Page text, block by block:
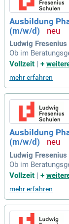
Ausbildung
(m/w/d)
Ludwig
Ob im
oder im Labor:
g. In der
n im Mittelpunkt.
Vollzeit
+
mehr erfahren
Ausbildung
(m/w/d)
Ludwig
Ob im
oder im Labor:
g. In der
n im Mittelpunkt.
Vollzeit | +
mehr erfahren